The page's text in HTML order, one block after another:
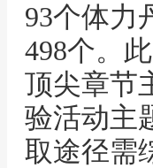
93个体力
498个。
顶尖章节
验活动主
取途径需